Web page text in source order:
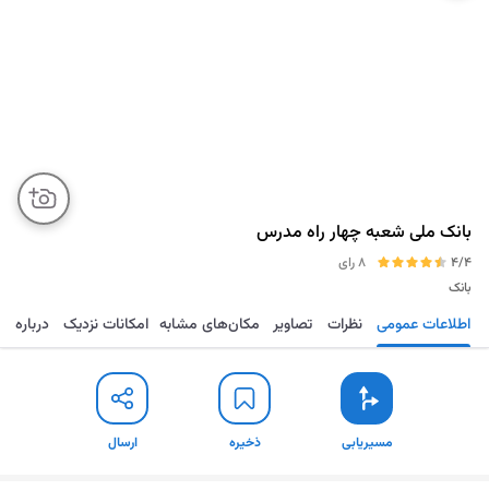
بانک ملی شعبه چهار راه مدرس
4/4
8 رای
بانک
مسیریابی ذخیره ارسال اطلاعات عمومی نظرات تصاویر مکان‌های مشابه امکانات نزدیک درباره
مسیریابی ذخیره ارسال